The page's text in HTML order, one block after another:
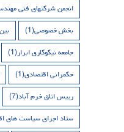
انجمن شرکتهای فنی
بخش خصوصی(1)
جامعه نیکوکاری ابرار(1)
حکمرانی اقتصادی(1)
رییس اتاق خرم آباد(7)
ستاد اجرای سیاست های